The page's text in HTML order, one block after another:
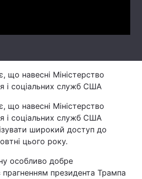
що навесні Міністерство
і соціальних служб США
що навесні Міністерство
і соціальних служб США
широкий доступ до
цього року.
особливо добре
президента Трампа